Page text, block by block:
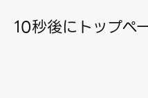
10秒後にトップペ